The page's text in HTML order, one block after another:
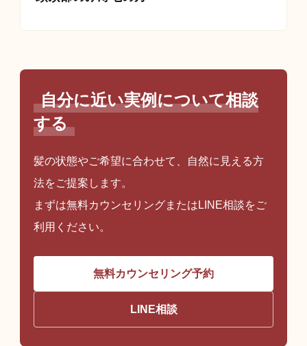
自分に近い実例について相談
する
髪の状態やご希望に合わせて、自然に見える方
法をご提案します。
まずは無料カウンセリングまたはLINE相談をご
利用ください。
無料カウンセリング予約
LINE相談